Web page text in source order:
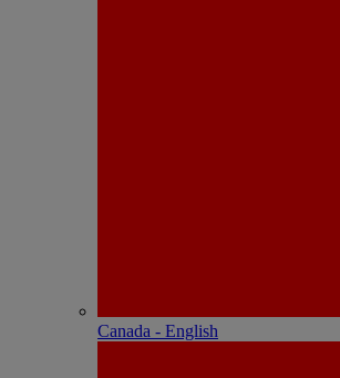
Canada - English